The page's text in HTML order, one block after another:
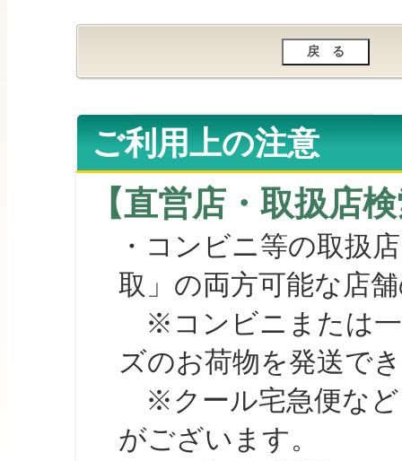
ご利用上の注意
【直営店・取扱店
・コンビニ等の取扱
取」の両方可能な店
※コンビニまたは一
ズのお荷物を発送で
※クール宅急便など
がございます。